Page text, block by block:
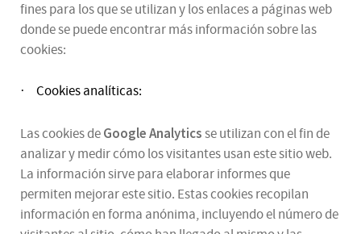
fines para los que se utilizan y los enlaces a páginas web
donde se puede encontrar más información sobre las
cookies:
· Cookies analíticas:
Las cookies deGoogle Analyticsse utilizan con el fin de
analizar y medir cómo los visitantes usan este sitio web.
La información sirve para elaborar informes que
permiten mejorar este sitio. Estas cookies recopilan
información en forma anónima, incluyendo el número de